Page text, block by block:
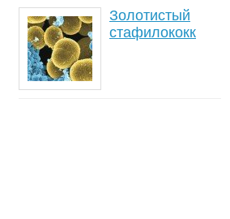
Золотистый
стафилококк